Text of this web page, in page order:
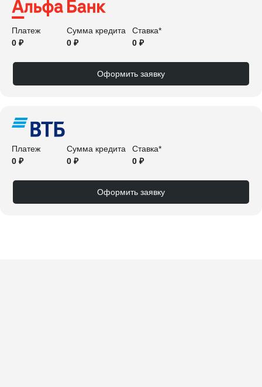
Платеж
0 ₽
Сумма кредита
0 ₽
Ставка*
0 ₽
Оформить заявку
Платеж
0 ₽
Сумма кредита
0 ₽
Ставка*
0 ₽
Оформить заявку